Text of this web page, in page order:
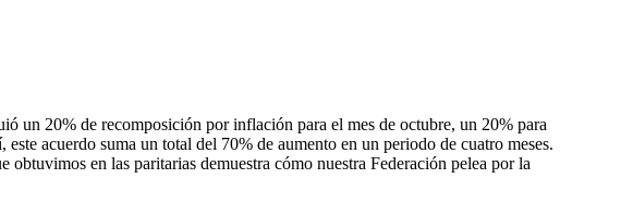
un 20% de recomposición por inflación para el mes de octubre, un 20% para
acuerdo suma un total del 70% de aumento en un periodo de cuatro meses.
en las paritarias demuestra cómo nuestra Federación pelea por la